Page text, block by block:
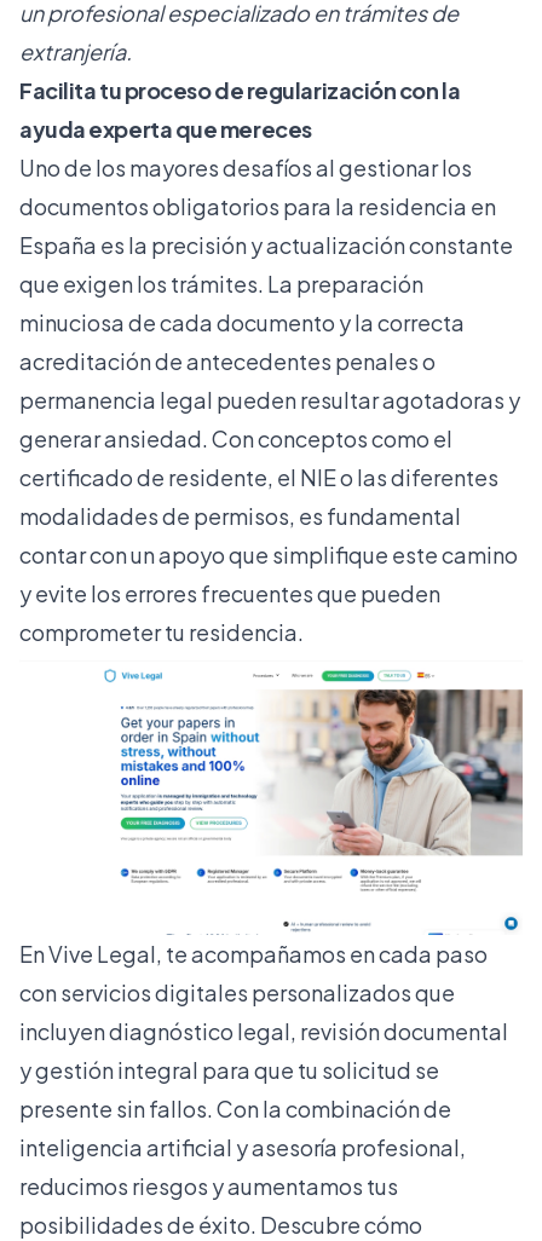
un profesional especializado en trámites de
extranjería.
Facilita tu proceso de regularización con la
ayuda experta que mereces
Uno de los mayores desafíos al gestionar los
documentos obligatorios para la residencia en
España es la precisión y actualización constante
que exigen los trámites. La preparación
minuciosa de cada documento y la correcta
acreditación de antecedentes penales o
permanencia legal pueden resultar agotadoras y
generar ansiedad. Con conceptos como el
certificado de residente, el NIE o las diferentes
modalidades de permisos, es fundamental
contar con un apoyo que simplifique este camino
y evite los errores frecuentes que pueden
comprometer tu residencia.
EnVive Legal, te acompañamos en cada paso
con servicios digitales personalizados que
incluyen diagnóstico legal, revisión documental
y gestión integral para que tu solicitud se
presente sin fallos. Con la combinación de
inteligencia artificial y asesoría profesional,
reducimos riesgos y aumentamos tus
posibilidades de éxito. Descubre cómo